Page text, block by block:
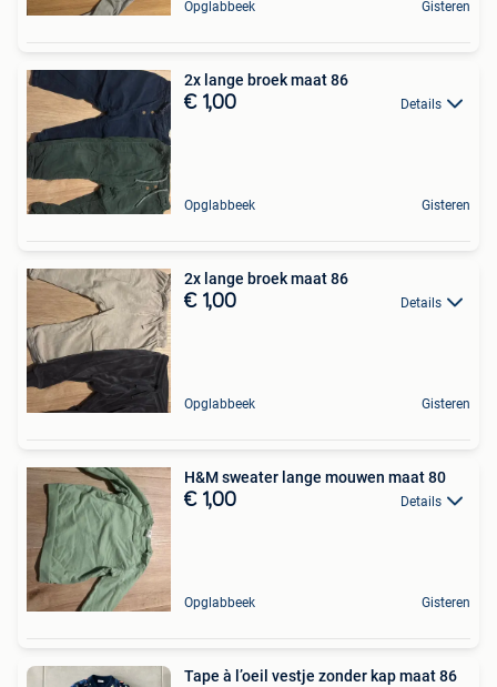
Opglabbeek Gisteren
2x lange broek maat 86
€ 1,00 Details
Opglabbeek Gisteren
2x lange broek maat 86
€ 1,00 Details
Opglabbeek Gisteren
H&M sweater lange mouwen maat 80
€ 1,00 Details
Opglabbeek Gisteren
Tape à l’oeil vestje zonder kap maat 86